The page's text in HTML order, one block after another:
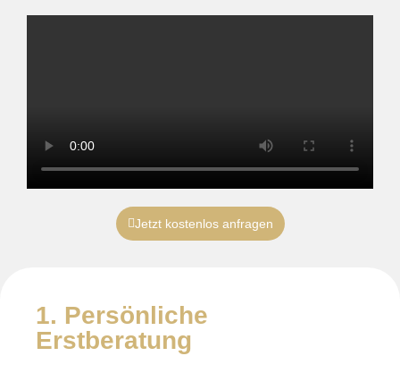
Jetzt kostenlos anfragen
1. Persönliche
Erstberatung